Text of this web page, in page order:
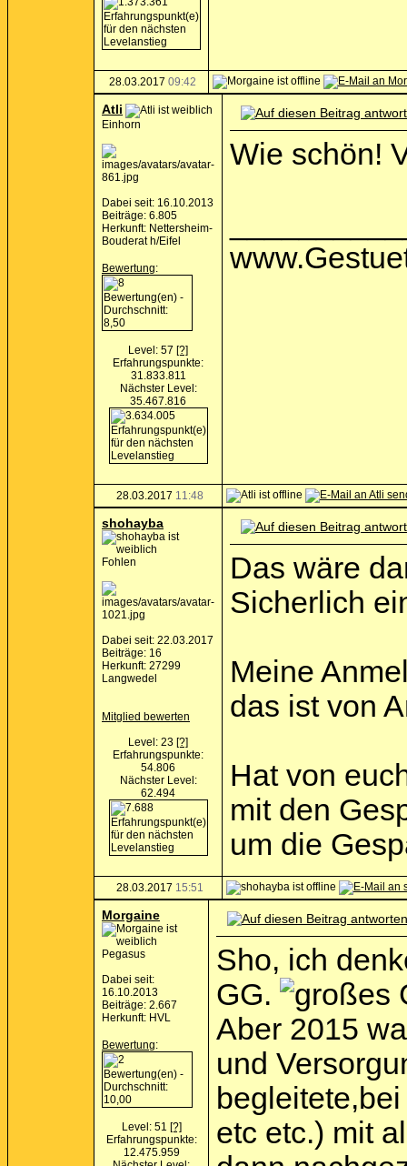
28.03.2017 09:42
Atli
Einhorn
Dabei seit: 16.10.2013
Beiträge: 6.805
Herkunft: Nettersheim-
Bouderat h/Eifel
Bewertung:
Level: 57 [?]
Erfahrungspunkte:
31.833.811
Nächster Level:
35.467.816
Wie schön!
28.03.2017 11:48
shohayba
Fohlen
Dabei seit: 22.03.2017
Beiträge: 16
Herkunft: 27299
Langwedel
Mitglied bewerten
Level: 23 [?]
Erfahrungspunkte:
54.806
Nächster Level:
62.494
Das wäre
Sicherlich
Meine
das ist von
Hat von
mit den
um die
28.03.2017 15:51
Morgaine
Pegasus
Dabei seit:
16.10.2013
Beiträge: 2.667
Herkunft: HVL
Bewertung:
Level: 51 [?]
Erfahrungspunkte:
12.475.959
Sho, ich
GG.
Aber 2015
und
etc etc.) mit